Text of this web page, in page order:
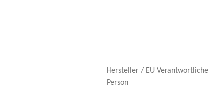
Hersteller / EU Verantwortliche
Person